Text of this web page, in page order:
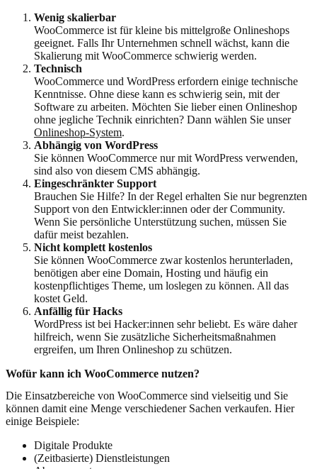
Wenig skalierbar
WooCommerce ist für kleine bis mittelgroße Onlineshops
geeignet. Falls Ihr Unternehmen schnell wächst, kann die
Skalierung mit WooCommerce schwierig werden.
Technisch
WooCommerce und WordPress erfordern einige technische
Kenntnisse. Ohne diese kann es schwierig sein, mit der
Software zu arbeiten. Möchten Sie lieber einen Onlineshop
ohne jegliche Technik einrichten? Dann wählen Sie unser
Onlineshop-System.
Abhängig von WordPress
Sie können WooCommerce nur mit WordPress verwenden,
sind also von diesem CMS abhängig.
Eingeschränkter Support
Brauchen Sie Hilfe? In der Regel erhalten Sie nur begrenzten
Support von den Entwickler:innen oder der Community.
Wenn Sie persönliche Unterstützung suchen, müssen Sie
dafür meist bezahlen.
Nicht komplett kostenlos
Sie können WooCommerce zwar kostenlos herunterladen,
benötigen aber eine Domain, Hosting und häufig ein
kostenpflichtiges Theme, um loslegen zu können. All das
kostet Geld.
Anfällig für Hacks
WordPress ist bei Hacker:innen sehr beliebt. Es wäre daher
hilfreich, wenn Sie zusätzliche Sicherheitsmaßnahmen
ergreifen, um Ihren Onlineshop zu schützen.
Wofür kann ich WooCommerce nutzen?
Die Einsatzbereiche von WooCommerce sind vielseitig und Sie
können damit eine Menge verschiedener Sachen verkaufen. Hier
einige Beispiele:
Digitale Produkte
(Zeitbasierte) Dienstleistungen